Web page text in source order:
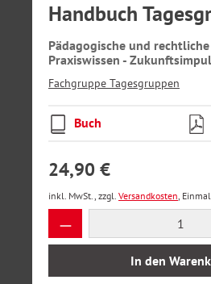
Handbuch
Pädagogische und
Praxiswissen -
Fachgruppe Tagesgruppen
Buch
24,90 €
inkl. MwSt., zzgl. Versandkosten,
Produkt Anzahl:
In den